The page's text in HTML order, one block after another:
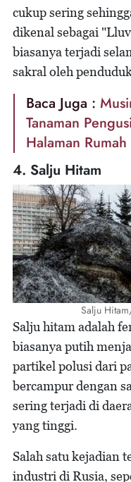
cukup sering
dikenal sebagai
biasanya terjadi
sakral oleh
Baca Juga :
Tanaman
Halaman Rumah
4. Salju Hitam
Salju
Salju hitam adalah
biasanya putih
partikel polusi dari
bercampur dengan
sering terjadi di
yang tinggi.
Salah satu kejadian
industri di Rusia,